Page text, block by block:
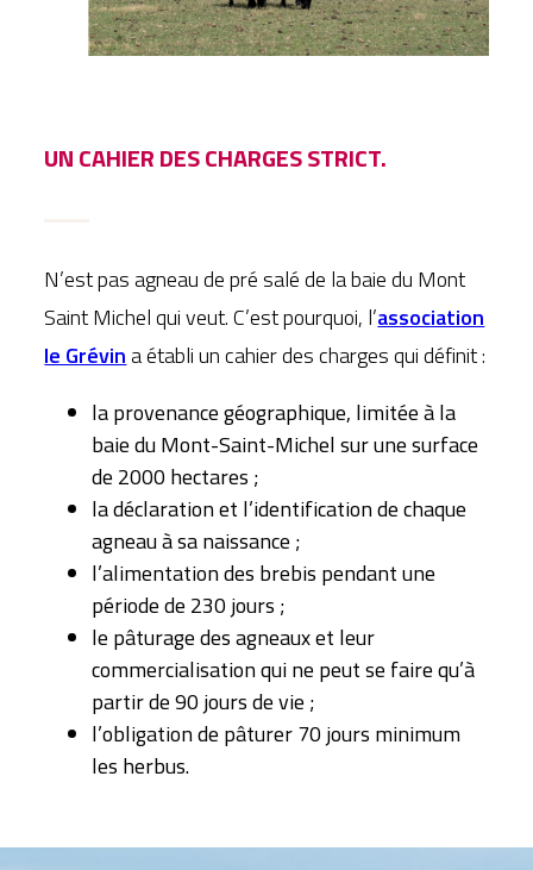
UN CAHIER DES CHARGES STRICT.
N’est pas agneau de pré salé de la baie du Mont
Saint Michel qui veut. C’est pourquoi, l’association
le Grévina établi un cahier des charges qui définit :
la provenance géographique, limitée à la
baie du Mont-Saint-Michel sur une surface
de 2000 hectares ;
la déclaration et l’identification de chaque
agneau à sa naissance ;
l’alimentation des brebis pendant une
période de 230 jours ;
le pâturage des agneaux et leur
commercialisation qui ne peut se faire qu’à
partir de 90 jours de vie ;
l’obligation de pâturer 70 jours minimum
les herbus.